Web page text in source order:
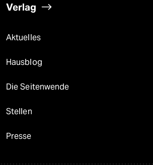
Verlag
Aktuelles
Hausblog
Die Seitenwende
Stellen
Presse